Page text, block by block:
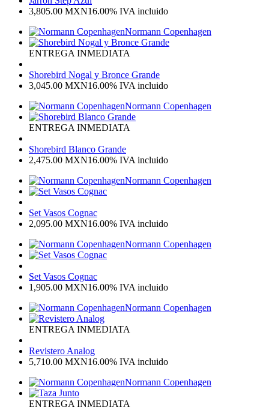
3,805.00 MXN16.00% IVA incluido
Normann Copenhagen
ENTREGA INMEDIATA
Shorebird Nogal y Bronce Grande
3,045.00 MXN16.00% IVA incluido
Normann Copenhagen
ENTREGA INMEDIATA
Shorebird Blanco Grande
2,475.00 MXN16.00% IVA incluido
Normann Copenhagen
Set Vasos Cognac
2,095.00 MXN16.00% IVA incluido
Normann Copenhagen
Set Vasos Cognac
1,905.00 MXN16.00% IVA incluido
Normann Copenhagen
ENTREGA INMEDIATA
Revistero Analog
5,710.00 MXN16.00% IVA incluido
Normann Copenhagen
ENTREGA INMEDIATA